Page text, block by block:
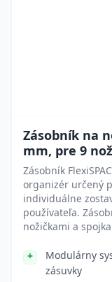
Zásobník na
mm, pre 9
Zásobník
organizér určený
individuálne
používateľa.
nožičkami a
Modulárny
zásuvky